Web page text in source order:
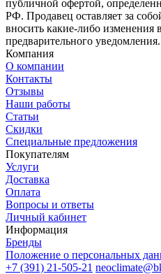
публичной офертой,
РФ. Продавец оставляет за
вносить какие-либо изменения
предварительного уведомления.
Компания
О компании
Контакты
Отзывы
Наши работы
Статьи
Скидки
Специальные предложения
Покупателям
Услуги
Доставка
Оплата
Вопросы и ответы
Личный кабинет
Информация
Бренды
Положение о персональных
+7 (391) 21-505-21